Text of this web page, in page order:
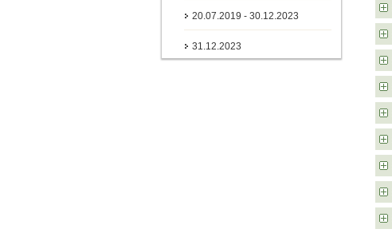
20.07.2019 - 30.12.2023
31.12.2023